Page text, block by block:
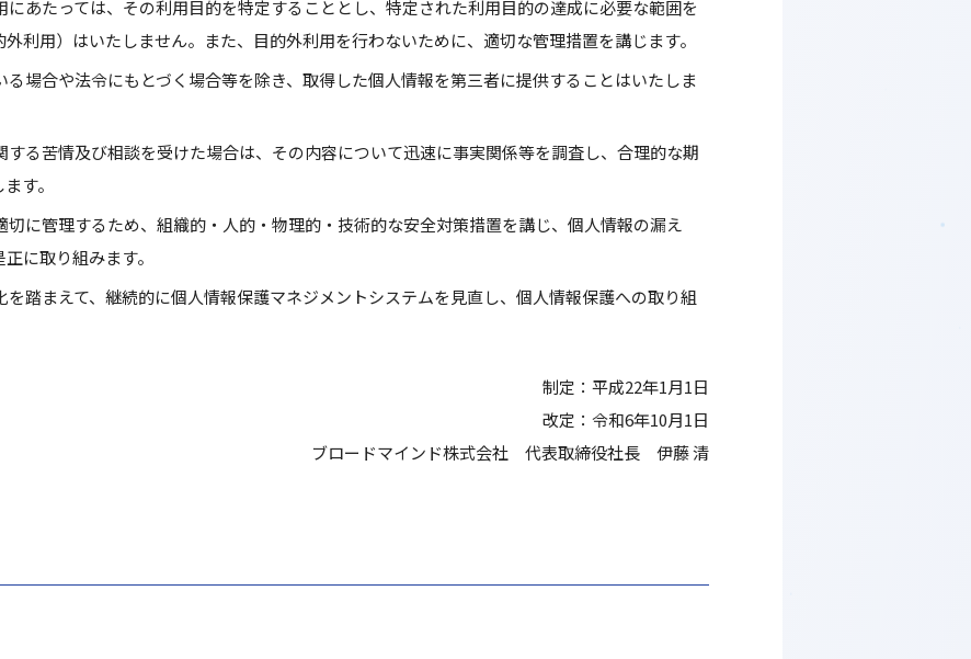
あたっては、その利用目的を特定することとし、特定された利用目的の達成に必要な範囲を
利用）はいたしません。また、目的外利用を行わないために、適切な管理措置を講じます。
場合や法令にもとづく場合等を除き、取得した個人情報を第三者に提供することはいたしま
る苦情及び相談を受けた場合は、その内容について迅速に事実関係等を調査し、合理的な期
す。
に管理するため、組織的・人的・物理的・技術的な安全対策措置を講じ、個人情報の漏え
に取り組みます。
踏まえて、継続的に個人情報保護マネジメントシステムを見直し、個人情報保護への取り組
制定：平成22年1月1日
改定：令和6年10月1日
ブロードマインド株式会社代表取締役社長 伊藤 清